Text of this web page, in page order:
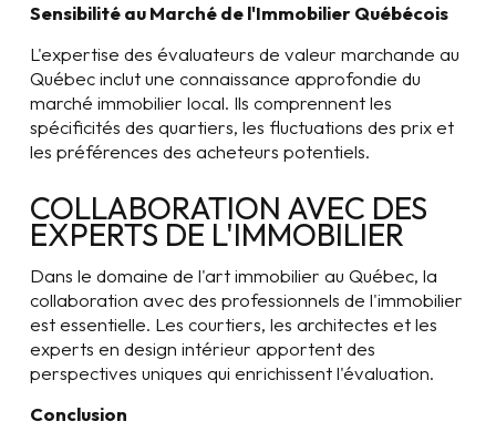
Sensibilité au Marché de l'Immobilier Québécois
L'expertise des évaluateurs de valeur marchande au
Québec inclut une connaissance approfondie du
marché immobilier local. Ils comprennent les
spécificités des quartiers, les fluctuations des prix et
les préférences des acheteurs potentiels.
COLLABORATION AVEC DES
EXPERTS DE L'IMMOBILIER
Dans le domaine de l'art immobilier au Québec, la
collaboration avec des professionnels de l'immobilier
est essentielle. Les courtiers, les architectes et les
experts en design intérieur apportent des
perspectives uniques qui enrichissent l'évaluation.
Conclusion